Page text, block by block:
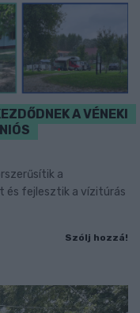
A VÉNEKI
a
és fejlesztik a vízitúrás
Szólj hozzá!